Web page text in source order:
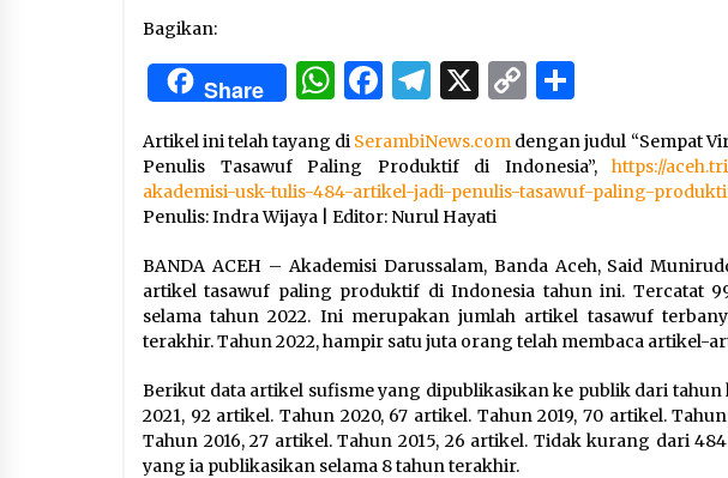
Manajemen “Qaddamat Lighad”:
Menjadi Manusia Visioner dan
3 months ago
Said Muniruddin Beri Pelatihan dan
Motivasi untuk 179 Guru Diniyah
Disdikbud Kota Banda Aceh
4 months ago
Bagikan:
Share WhatsApp
Facebook
Telegram
X Copy
Artikel ini telah tayang di SerambiNews.com dengan judul “Sempat
Penulis Tasawuf Paling Produktif di Indonesia”, https://
akademisi-usk-tulis-484-artikel-jadi-penulis-tasawuf-paling-
Penulis: Indra Wijaya | Editor: Nurul Hayati
BANDA ACEH – Akademisi Darussalam, Banda Aceh, Said
artikel tasawuf paling produktif di Indonesia tahun ini. Tercatat
selama tahun 2022. Ini merupakan jumlah artikel tasawuf
terakhir. Tahun 2022, hampir satu juta orang telah membaca artikel-
Berikut data artikel sufisme yang dipublikasikan ke publik dari tahun
2021, 92 artikel. Tahun 2020, 67 artikel. Tahun 2019, 70 artikel.
Tahun 2016, 27 artikel. Tahun 2015, 26 artikel. Tidak kurang dari
yang ia publikasikan selama 8 tahun terakhir.